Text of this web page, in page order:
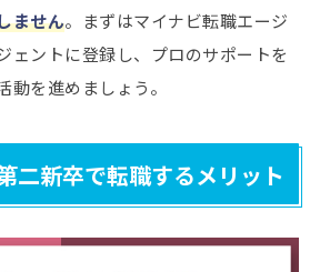
ません。まずはマイナビ転職エージ
ェントに登録し、プロのサポートを
を進めましょう。
二新卒で転職するメリット